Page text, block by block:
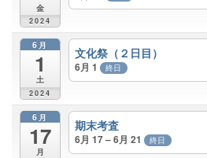
金
2024
6月
1
土
2024
文化祭（２日目）
6月 1 終日
6月
17
月
期末考査
6月 17 – 6月 21 終日